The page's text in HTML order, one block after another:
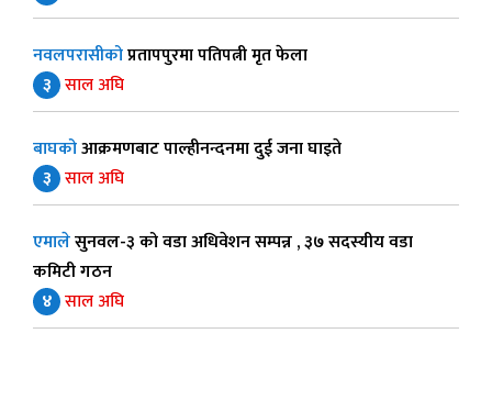
नवलपरासीकोप्रतापपुरमा पतिपत्नी मृत फेला
३ साल अघि
बाघकोआक्रमणबाट पाल्हीनन्दनमा दुई जना घाइते
३ साल अघि
एमालेसुनवल-३ को वडा अधिवेशन सम्पन्न , ३७ सदस्यीय वडा
कमिटी गठन
४ साल अघि